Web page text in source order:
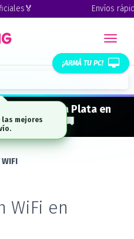
Envíos
¡ARMÁ TU PC!
· GBA · La Plata en
$ 300.000* 🚚
WIFI
WiFi en
mejores